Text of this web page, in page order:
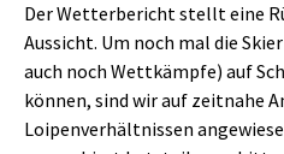
Der Wetterbericht stellt eine
Aussicht. Um noch mal die
auch noch Wettkämpfe) auf
können, sind wir auf zeitnahe
Loipenverhältnissen